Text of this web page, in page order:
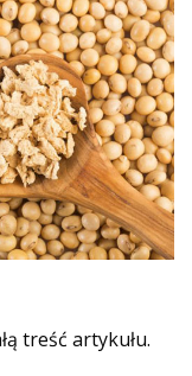
treść artykułu.